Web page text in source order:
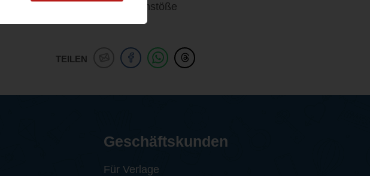
ist und wertvolle Denkanstöße
TEILEN
Geschäftskunden
Für Verlage